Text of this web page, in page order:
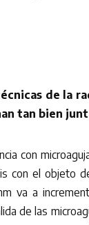
de la
tan bien
con
con el objeto
va a
de las